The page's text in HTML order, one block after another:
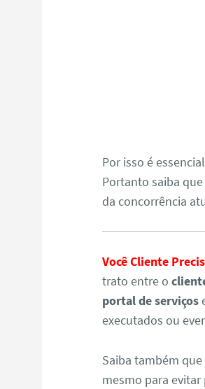
Por isso é
Portanto saiba
da concorrência
Você Cliente
trato entre o
portal de serviços
executados ou
Saiba também que
mesmo para